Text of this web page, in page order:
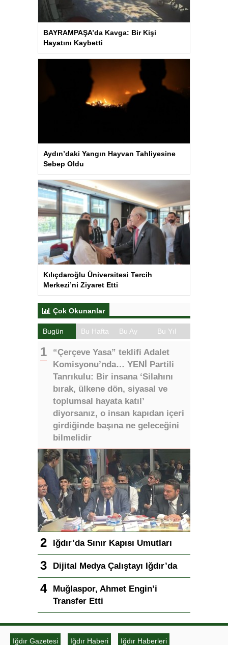
BAYRAMPAŞA’da Kavga: Bir Kişi
Hayatını Kaybetti
Aydın’daki Yangın Hayvan Tahliyesine
Sebep Oldu
Kılıçdaroğlu Üniversitesi Tercih
Merkezi’ni Ziyaret Etti
Çok Okunanlar
Bugün Bu Hafta Bu Ay Bu Yıl
“Çerçeve Yasa” teklifi Adalet
Komisyonu’nda… YENİ Partili
Tanrıkulu: Bir insana ‘Silahını
bırak, ülkene dön, siyasal ve
toplumsal hayata katıl’
diyorsanız, o insan kapıdan içeri
girdiğinde başına ne geleceğini
bilmelidir
Iğdır’da Sınır Kapısı Umutları
Dijital Medya Çalıştayı Iğdır’da
Muğlaspor, Ahmet Engin’i
Transfer Etti
Iğdır Gazetesi Iğdır Haberi Iğdır Haberleri